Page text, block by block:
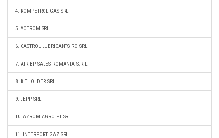
4. ROMPETROL GAS SRL
5. VOTROM SRL
6. CASTROL LUBRICANTS RO SRL
7. AIR BP SALES ROMANIA S.R.L.
8. BITHOLDER SRL
9. JEPP SRL
10. AZROM AGRO PT SRL
11. INTERPORT GAZ SRL